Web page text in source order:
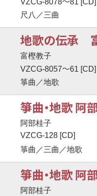
VZCG-8078
81 [CD]
尺八／三曲
地歌の伝承 富
富樫教子
VZCG-8057〜61 [CD]
箏曲／地歌
箏曲・地歌 阿
阿部桂子
VZCG-128 [CD]
箏曲／三曲／地歌
箏曲・地歌 阿
阿部桂子